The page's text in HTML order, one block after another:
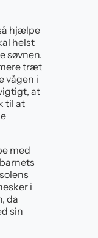
hjælpe
helst
søvnen.
træt
vågen i
at
til at
med
i
da
sin